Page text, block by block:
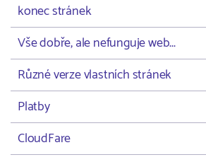
konec stránek
Vše dobře, ale nefunguje web...
Různé verze vlastních stránek
Platby
CloudFare